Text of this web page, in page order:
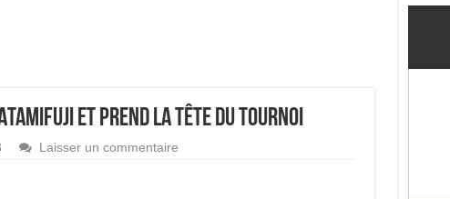
Atamifuji et prend la tête du tournoi
Laisser un commentaire